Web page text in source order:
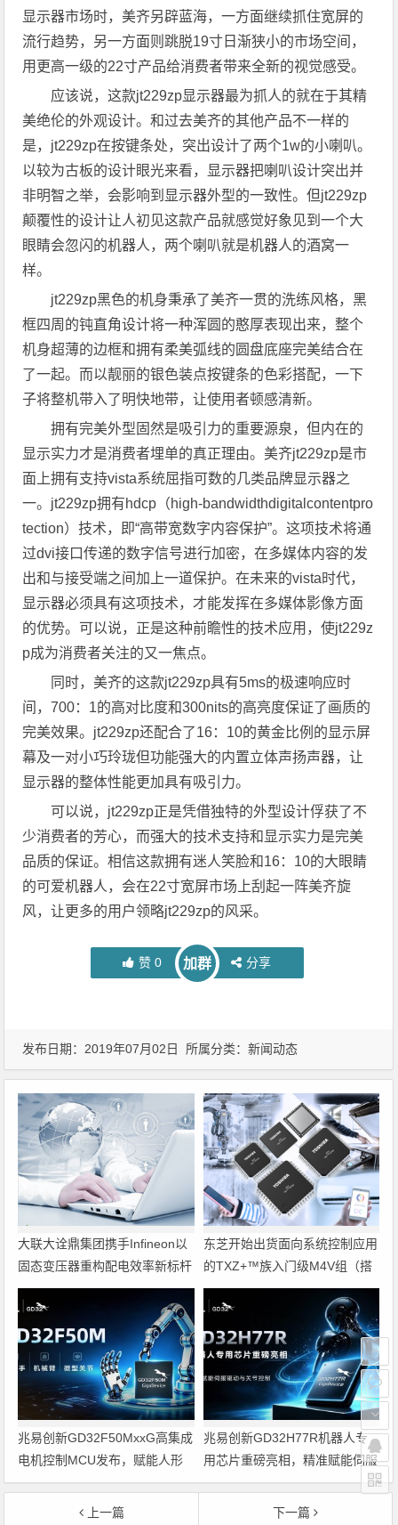
显示器市场时，美齐另辟蓝海，一方面继续抓住宽屏的
流行趋势，另一方面则跳脱19寸日渐狭小的市场空间，
用更高一级的22寸产品给消费者带来全新的视觉感受。
应该说，这款jt229zp显示器最为抓人的就在于其精
美绝伦的外观设计。和过去美齐的其他产品不一样的
是，jt229zp在按键条处，突出设计了两个1w的小喇叭。
以较为古板的设计眼光来看，显示器把喇叭设计突出并
非明智之举，会影响到显示器外型的一致性。但jt229zp
颠覆性的设计让人初见这款产品就感觉好象见到一个大
眼睛会忽闪的机器人，两个喇叭就是机器人的酒窝一
样。
jt229zp黑色的机身秉承了美齐一贯的洗练风格，黑
框四周的钝直角设计将一种浑圆的憨厚表现出来，整个
机身超薄的边框和拥有柔美弧线的圆盘底座完美结合在
了一起。而以靓丽的银色装点按键条的色彩搭配，一下
子将整机带入了明快地带，让使用者顿感清新。
拥有完美外型固然是吸引力的重要源泉，但内在的
显示实力才是消费者埋单的真正理由。美齐jt229zp是市
面上拥有支持vista系统屈指可数的几类品牌显示器之
一。jt229zp拥有hdcp（high-bandwidthdigitalcontentpro
tection）技术，即“高带宽数字内容保护”。这项技术将通
过dvi接口传递的数字信号进行加密，在多媒体内容的发
出和与接受端之间加上一道保护。在未来的vista时代，
显示器必须具有这项技术，才能发挥在多媒体影像方面
的优势。可以说，正是这种前瞻性的技术应用，使jt229z
p成为消费者关注的又一焦点。
同时，美齐的这款jt229zp具有5ms的极速响应时
间，700：1的高对比度和300nits的高亮度保证了画质的
完美效果。jt229zp还配合了16：10的黄金比例的显示屏
幕及一对小巧玲珑但功能强大的内置立体声扬声器，让
显示器的整体性能更加具有吸引力。
可以说，jt229zp正是凭借独特的外型设计俘获了不
少消费者的芳心，而强大的技术支持和显示实力是完美
品质的保证。相信这款拥有迷人笑脸和16：10的大眼睛
的可爱机器人，会在22寸宽屏市场上刮起一阵美齐旋
风，让更多的用户领略jt229zp的风采。
赞 0 加群 分享
发布日期：2019年07月02日 所属分类：新闻动态
大联大诠鼎集团携手Infineon以
固态变压器重构配电效率新标杆
东芝开始出货面向系统控制应用
的TXZ+™族入门级M4V组（搭
载Arm Cortex‑M4内核的标准微
控制器）工程样品
兆易创新GD32F50MxxG高集成
电机控制MCU发布，赋能人形
机器人关节驱动革新
兆易创新GD32H77R机器人专
用芯片重磅亮相，精准赋能伺服
驱动与关节控制
上一篇 下一篇